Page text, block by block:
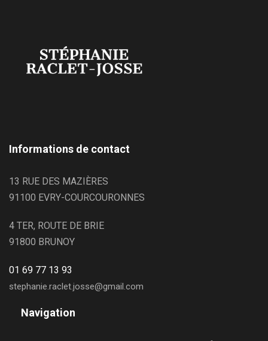
Informations de contact
13 RUE DES MAZIÈRES
91100 EVRY-COURCOURONNES
4 TER, ROUTE DE BRIE
91800 BRUNOY
01 69 77 13 93
stephanie.raclet.josse@gmail.com
Navigation